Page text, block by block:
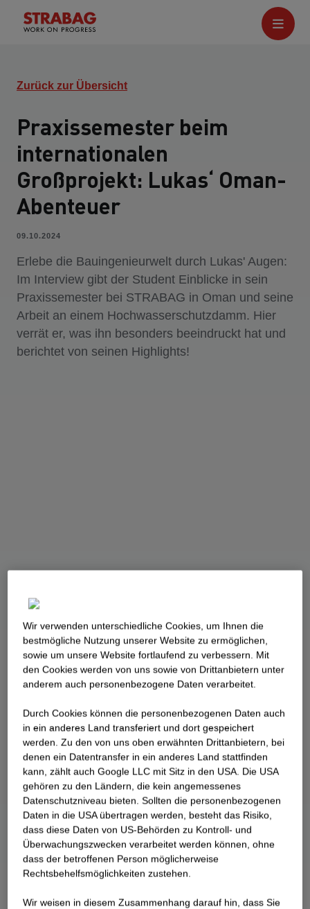
Zurück zur Übersicht
Praxissemester beim
internationalen
Großprojekt: Lukas‘ Oman-
Abenteuer
09.10.2024
Erlebe die Bauingenieurwelt durch Lukas' Augen:
Im Interview gibt der Student Einblicke in sein
Praxissemester bei STRABAG in Oman und seine
Arbeit an einem Hochwasserschutzdamm. Hier
verrät er, was ihn besonders beeindruckt hat und
berichtet von seinen Highlights!
Wir verwenden unterschiedliche Cookies, um Ihnen die
best­mögliche Nutzung unserer Website zu ermöglichen,
sowie um unsere Website fortlaufend zu verbessern. Mit
den Cookies werden von uns sowie von Drittanbietern unter
anderem auch personenbezogene Daten verarbeitet.
Durch Cookies können die personenbezogenen Daten auch
in ein anderes Land transferiert und dort gespeichert
werden. Zu den von uns oben erwähnten Drittanbietern, bei
denen ein Datentransfer in ein anderes Land stattfinden
kann, zählt auch Google LLC mit Sitz in den USA. Die USA
gehören zu den Ländern, die kein angemessenes
Datenschutzniveau bieten. Sollten die personenbezogenen
Daten in die USA übertragen werden, besteht das Risiko,
dass diese Daten von US-Behörden zu Kontroll- und
Überwachungszwecken verarbeitet werden können, ohne
dass der betroffenen Person möglicherweise
Rechtsbehelfsmöglichkeiten zustehen.
Wir weisen in diesem Zusammenhang darauf hin, dass Sie